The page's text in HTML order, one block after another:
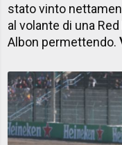
stato vinto
al volante di una
Albon permettendo.